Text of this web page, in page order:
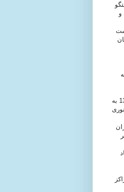
و
4) نماز جمعه تهران به امامت اکبر هاشمی رفسنجانی، رییس مجلس خبرگان رهبری در 26 تیر ماه 1388 به